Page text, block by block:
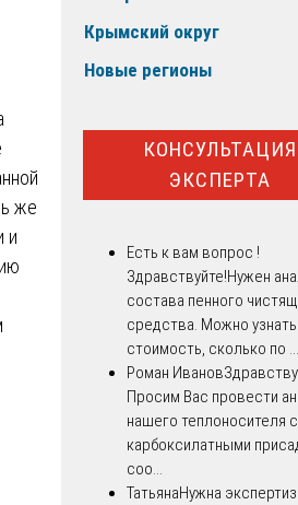
же
и
Крымский округ
Новые регионы
КОНСУЛЬТАЦИЯ
ЭКСПЕРТА
Есть к вам вопрос !
Здравствуйте!Нужен
состава пенного
средства. Можно узнать
стоимость, сколько по ...
Роман Иванов
Просим Вас провести
нашего теплоносителя с
карбоксилатными
соо...
ТатьянаНужна